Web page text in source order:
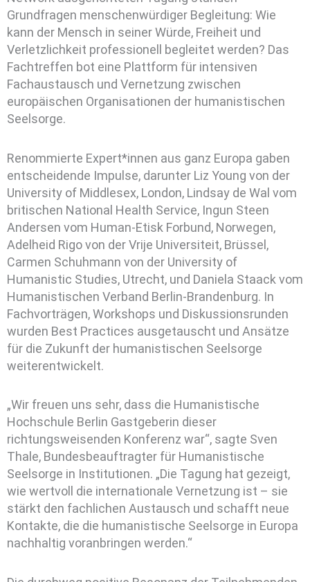
Grundfragen menschenwürdiger Begleitung: Wie
kann der Mensch in seiner Würde, Freiheit und
Verletzlichkeit professionell begleitet werden? Das
Fachtreffen bot eine Plattform für intensiven
Fachaustausch und Vernetzung zwischen
europäischen Organisationen der humanistischen
Seelsorge.
Renommierte Expert*innen aus ganz Europa gaben
entscheidende Impulse, darunter Liz Young von der
University of Middlesex, London, Lindsay de Wal vom
britischen National Health Service, Ingun Steen
Andersen vom Human-Etisk Forbund, Norwegen,
Adelheid Rigo von der Vrije Universiteit, Brüssel,
Carmen Schuhmann von der University of
Humanistic Studies, Utrecht, und Daniela Staack vom
Humanistischen Verband Berlin-Brandenburg. In
Fachvorträgen, Workshops und Diskussionsrunden
wurden Best Practices ausgetauscht und Ansätze
für die Zukunft der humanistischen Seelsorge
weiterentwickelt.
„Wir freuen uns sehr, dass die Humanistische
Hochschule Berlin Gastgeberin dieser
richtungsweisenden Konferenz war“, sagte Sven
Thale, Bundesbeauftragter für Humanistische
Seelsorge in Institutionen. „Die Tagung hat gezeigt,
wie wertvoll die internationale Vernetzung ist – sie
stärkt den fachlichen Austausch und schafft neue
Kontakte, die die humanistische Seelsorge in Europa
nachhaltig voranbringen werden.“